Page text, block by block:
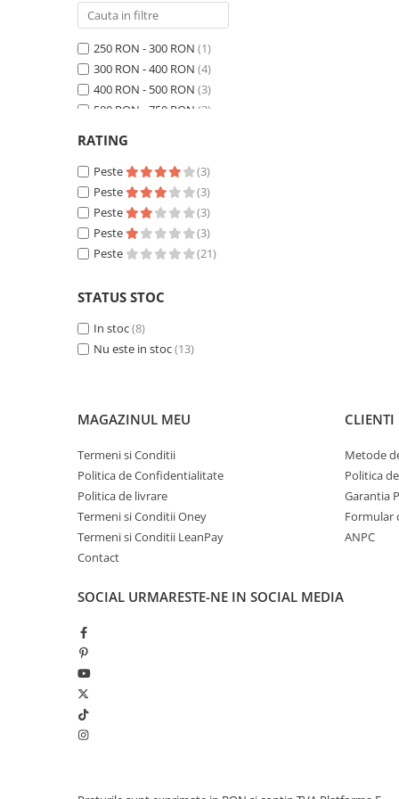
250 RON - 300 RON (1)
300 RON - 400 RON (4)
400 RON - 500 RON (3)
500 RON - 750 RON (3)
Peste 1000 RON
RATING
Peste
(3)
Peste
(3)
Peste
(3)
Peste
(3)
Peste
(21)
STATUS STOC
In stoc(8)
Nu este in stoc(13)
MAGAZINUL MEU
Termeni si Conditii
Politica de Confidentialitate
Politica de livrare
Termeni si Conditii Oney
Termeni si Conditii LeanPay
Contact
CLIENTI
Metode
Politica
Garantia
Formular
ANPC
SOCIAL URMARESTE-NE IN SOCIAL MEDIA